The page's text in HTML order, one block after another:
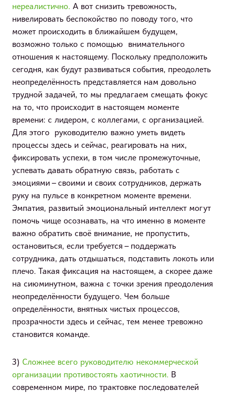
нереалистично. А вот снизить тревожность,
нивелировать беспокойство по поводу того, что
может происходить в ближайшем будущем,
возможно только с помощью внимательного
отношения к настоящему. Поскольку предположить
сегодня, как будут развиваться события, преодолеть
неопределённость представляется нам довольно
трудной задачей, то мы предлагаем смещать фокус
на то, что происходит в настоящем моменте
времени: с лидером, с коллегами, с организацией.
Для этого руководителю важно уметь видеть
процессы здесь и сейчас, реагировать на них,
фиксировать успехи, в том числе промежуточные,
успевать давать обратную связь, работать с
эмоциями – своими и своих сотрудников, держать
руку на пульсе в конкретном моменте времени.
Эмпатия, развитый эмоциональный интеллект могут
помочь чище осознавать, на что именно в моменте
важно обратить своё внимание, не пропустить,
остановиться, если требуется – поддержать
сотрудника, дать отдышаться, подставить локоть или
плечо. Такая фиксация на настоящем, а скорее даже
на сиюминутном, важна с точки зрения преодоления
неопределённости будущего. Чем больше
определённости, внятных чистых процессов,
прозрачности здесь и сейчас, тем менее тревожно
становится команде.
3) Сложнее всего руководителю некоммерческой
организации противостоять хаотичности. В
современном мире, по трактовке последователей